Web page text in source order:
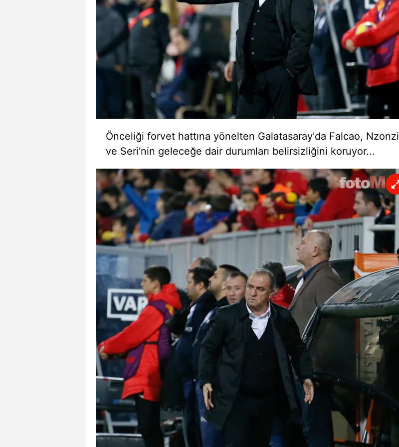
mevzuata uygun olarak kullanılan çerezlerle ilgili bilgi almak için lütfen
tıklayınız.
Önceliği forvet hattına yönelten Galatasaray'da Falcao, Nzonzi
ve Seri'nin geleceğe dair durumları belirsizliğini koruyor...